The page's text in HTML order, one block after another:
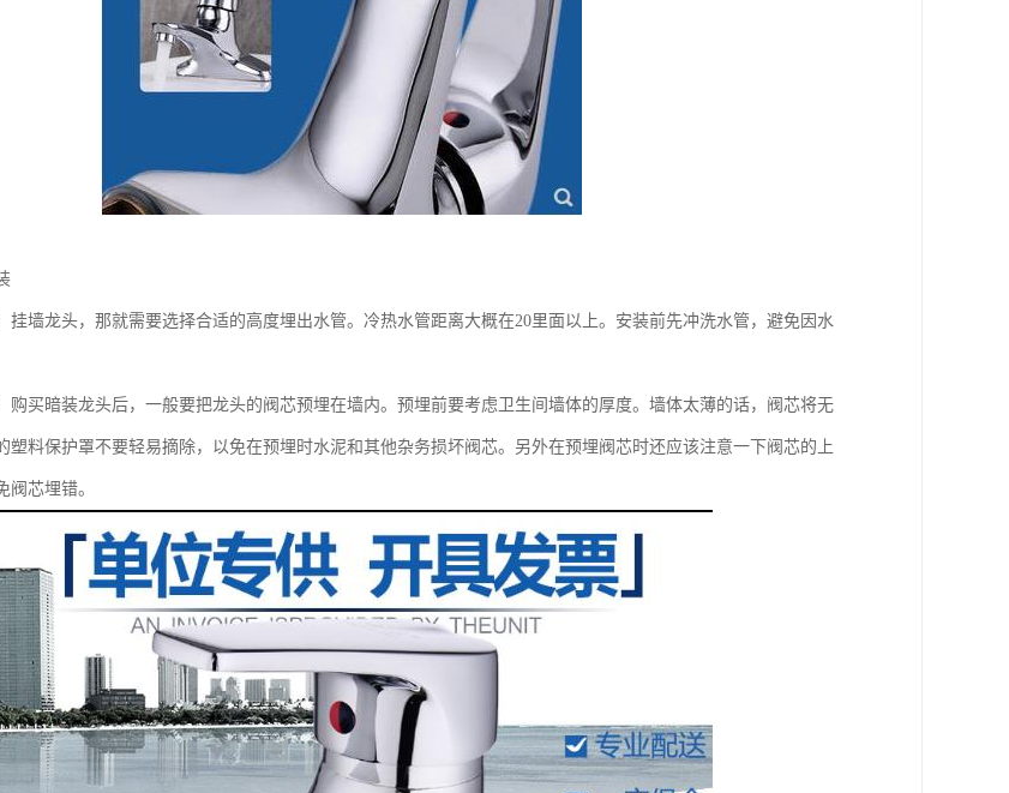
挂墙龙头，那就需要选择合适的高度埋出水管。冷热水管距离大概在20里面以上。安装前先冲洗水管，避免因水
购买暗装龙头后，一般要把龙头的阀芯预埋在墙内。预埋前要考虑卫生间墙体的厚度。墙体太薄的话，阀芯将无
塑料保护罩不要轻易摘除，以免在预埋时水泥和其他杂务损坏阀芯。另外在预埋阀芯时还应该注意一下阀芯的上
阀芯埋错。